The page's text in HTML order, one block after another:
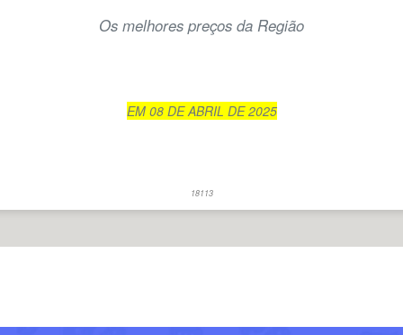
Os melhores preços da Região
EM 08 DE ABRIL DE 2025
18113